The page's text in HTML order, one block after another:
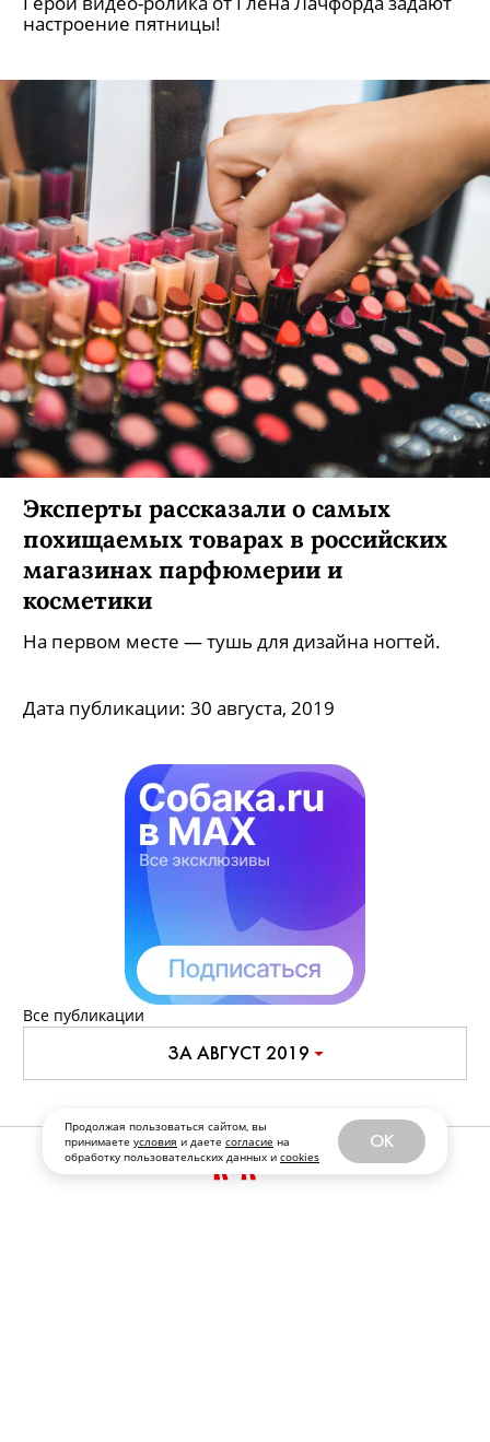
Продолжая пользоваться сайтом, вы
принимаете условия и даете согласие на
обработку пользовательских данных и cookies
OK
настроение пятницы!
Эксперты рассказали о самых
похищаемых товарах в российских
магазинах парфюмерии и
косметики
На первом месте — тушь для дизайна ногтей.
Дата публикации: 30 августа, 2019
Все публикации
ЗА АВГУСТ 2019